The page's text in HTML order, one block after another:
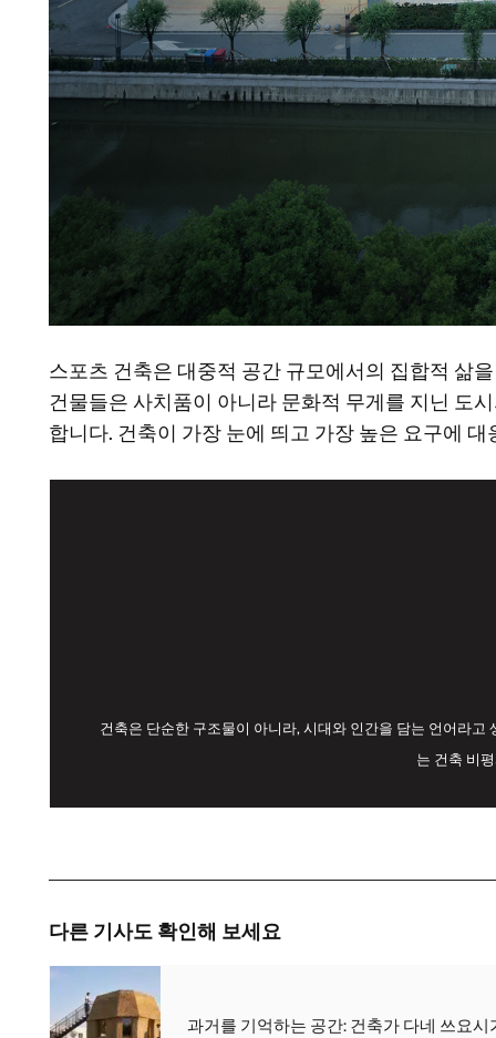
스포츠 건축은 대중적 공간 규모에서의 집합적 삶
건물들은 사치품이 아니라 문화적 무게를 지닌 도
합니다. 건축이 가장 눈에 띄고 가장 높은 요구에
건축은 단순한 구조물이 아니라, 시대와 인간을 담는 언어라
는 건축 비
다른 기사도 확인해 보세요
과거를 기억하는 공간: 건축가 다네 쓰요